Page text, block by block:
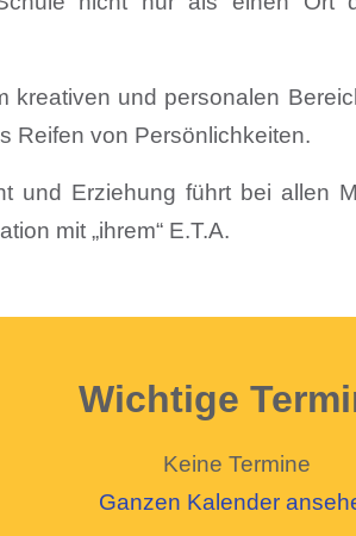
und personalen
Reifen von Persönlichkeiten.
und Erziehung führt bei allen
mit „ihrem“ E.T.A.
Wichtige
Keine Termine
Ganzen Kalender